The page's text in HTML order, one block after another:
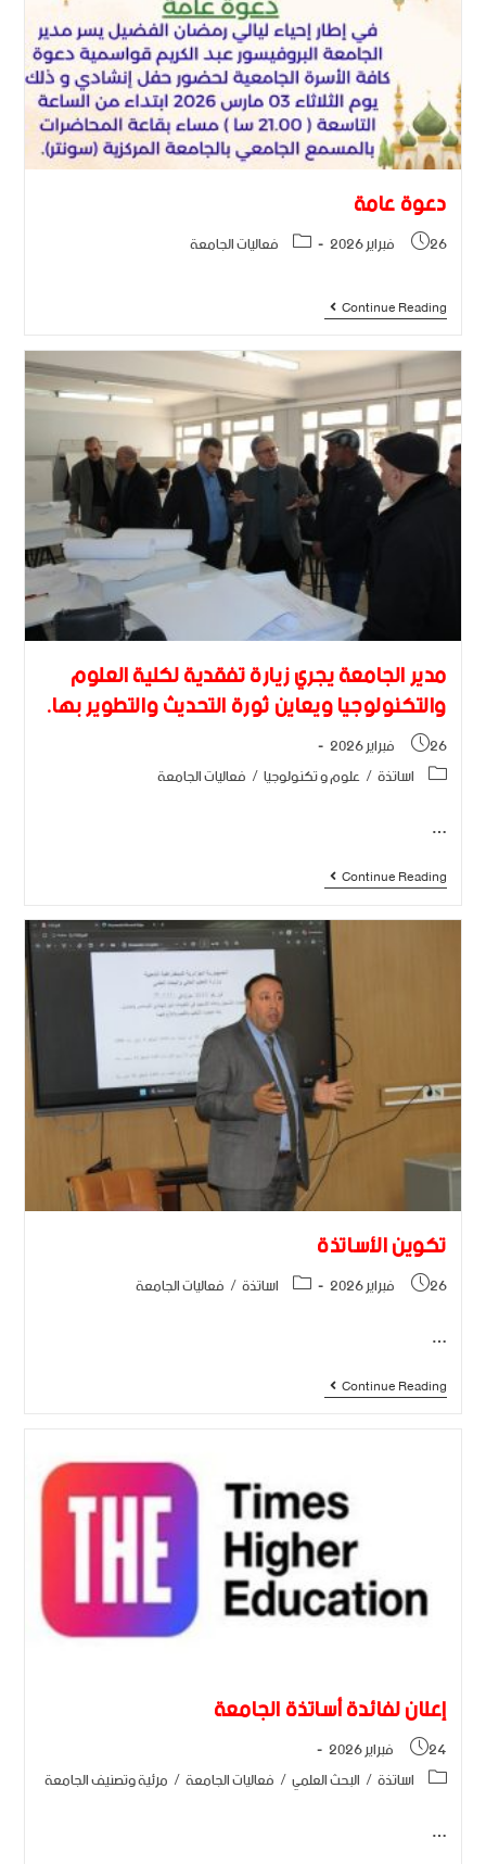
دعوة عامة
26 فبراير 2026 فعاليات الجامعة
Continue Reading
مدير الجامعة يجري زيارة تفقدية لكلية العلوم
والتكنولوجيا ويعاين ثورة التحديث والتطوير بها.
26 فبراير 2026
اساتذة/علوم و تكنولوجيا/ فعاليات الجامعة
…
Continue Reading
تكوين اﻷساتذة
26 فبراير 2026 اساتذة/ فعاليات الجامعة
…
Continue Reading
إعلان لفائدة أساتذة الجامعة
24 فبراير 2026
اساتذة/ البحث العلمي/ فعاليات الجامعة/ مرئية وتصنيف الجامعة
…